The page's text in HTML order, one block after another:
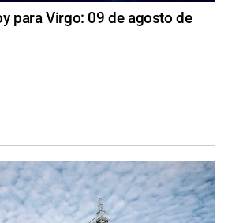
para Virgo: 09 de agosto de